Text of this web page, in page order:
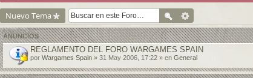
Nuevo Tema
ANUNCIOS
REGLAMENTO DEL FORO WARGAMES SPAIN
por Wargames Spain » 31 May 2006, 17:22 » en General